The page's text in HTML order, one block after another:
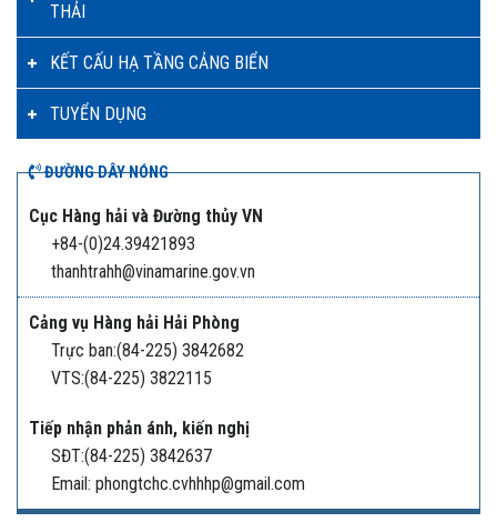
THẢI
KẾT CẤU HẠ TẦNG CẢNG BIỂN
TUYỂN DỤNG
ĐƯỜNG DÂY NÓNG
Cục Hàng hải và Đường thủy VN
+84-(0)24.39421893
thanhtrahh@vinamarine.gov.vn
Cảng vụ Hàng hải Hải Phòng
Trực ban:(84-225) 3842682
VTS:(84-225) 3822115
Tiếp nhận phản ánh, kiến nghị
SĐT:(84-225) 3842637
Email: phongtchc.cvhhhp@gmail.com